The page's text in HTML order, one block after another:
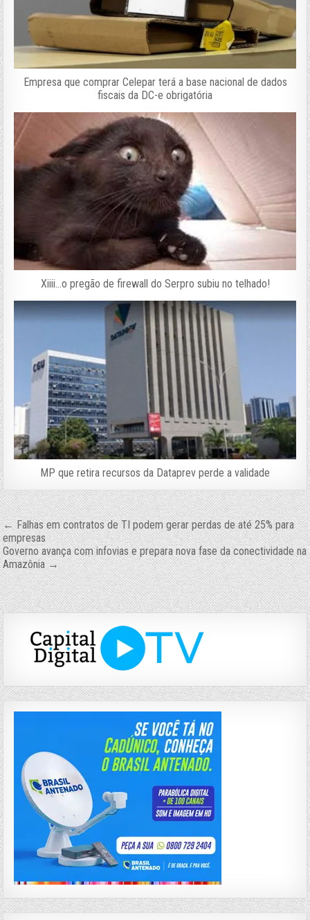
Empresa que comprar Celepar terá a base nacional de dados
fiscais da DC-e obrigatória
Xiiii…o pregão de firewall do Serpro subiu no telhado!
MP que retira recursos da Dataprev perde a validade
Navegação
de
Post
← Falhas em contratos de TI podem gerar perdas de até 25% para
empresas
Governo avança com infovias e prepara nova fase da conectividade na
Amazônia →